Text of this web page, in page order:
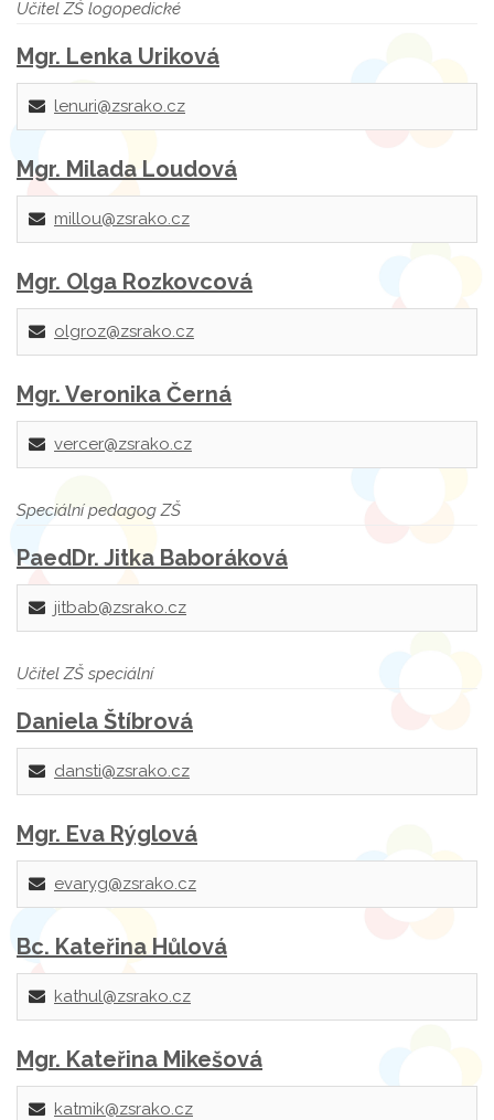
Učitel ZŠ logopedické
Mgr. Lenka Uriková
lenuri@zsrako.cz
Mgr. Milada Loudová
millou@zsrako.cz
Mgr. Olga Rozkovcová
olgroz@zsrako.cz
Mgr. Veronika Černá
vercer@zsrako.cz
Speciální pedagog ZŠ
PaedDr. Jitka Baboráková
jitbab@zsrako.cz
Učitel ZŠ speciální
Daniela Štíbrová
dansti@zsrako.cz
Mgr. Eva Rýglová
evaryg@zsrako.cz
Bc. Kateřina Hůlová
kathul@zsrako.cz
Mgr. Kateřina Mikešová
katmik@zsrako.cz